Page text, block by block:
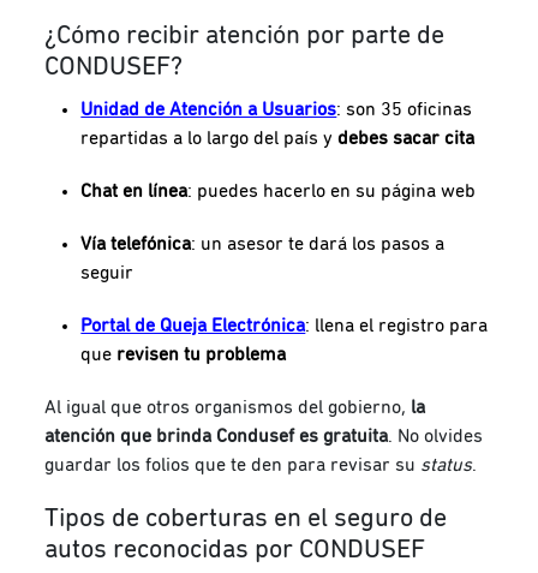
¿Cómo recibir atención por parte de
CONDUSEF?
Unidad de Atención a Usuarios: son 35 oficinas
repartidas a lo largo del país y debes sacar cita
Chat en línea: puedes hacerlo en su página web
Vía telefónica: un asesor te dará los pasos a
seguir
Portal de Queja Electrónica: llena el registro para
que revisen tu problema
Al igual que otros organismos del gobierno, la
atención que brinda Condusef es gratuita. No olvides
guardar los folios que te den para revisar su status.
Tipos de coberturas en el seguro de
autos reconocidas por CONDUSEF